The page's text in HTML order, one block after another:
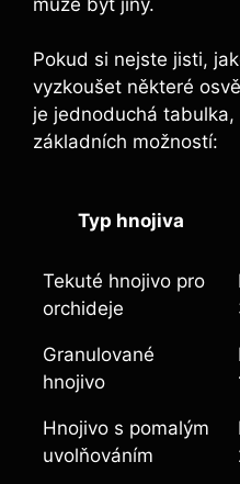
Pokud si⁢ nejste jisti,
vyzkoušet některé
je jednoduchá⁣
základních‌ možností:
Typ hnojiva
Tekuté hnojivo pro
orchideje
Granulované
hnojivo
Hnojivo s pomalým
uvolňováním